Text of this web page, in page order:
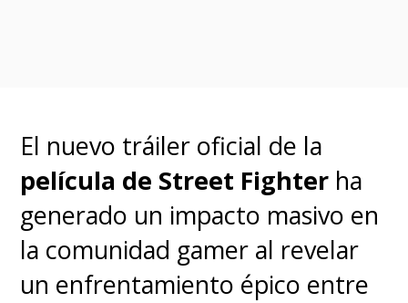
Se trata de una aventura que
transcurre dos siglos antes de
los eventos de "El Hobbit" y "El
Señor de los Anillos",
El nuevo tráiler oficial de la
película de Street Fighter ha
generado un impacto masivo en
la comunidad gamer al revelar
un enfrentamiento épico entre